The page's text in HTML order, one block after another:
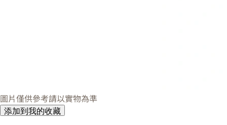
圖片僅供參考請以實物為準
添加到我的收藏